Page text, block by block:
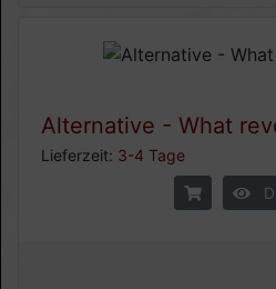
Alternative - What
Lieferzeit: 3-4 Tage